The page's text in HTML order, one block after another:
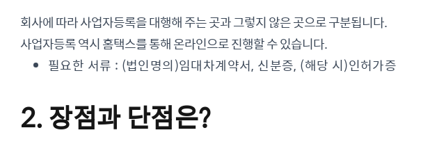
회사에 따라 사업자등록을 대행해 주는 곳과 그렇지 않은 곳으로 구분됩니다.
사업자등록 역시 홈택스를 통해 온라인으로 진행할 수 있습니다.
필요한 서류 : (법인명의)임대차계약서, 신분증, (해당 시)인허가증
2. 장점과 단점은?